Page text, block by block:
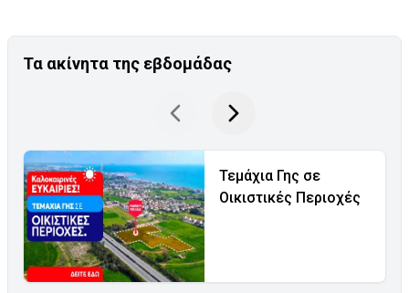
Τα ακίνητα της εβδομάδας
Τεμάχια Γης σε
Οικιστικές Περιοχές